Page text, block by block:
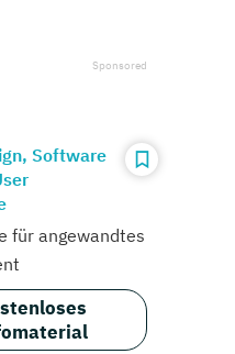
Software
für angewandtes